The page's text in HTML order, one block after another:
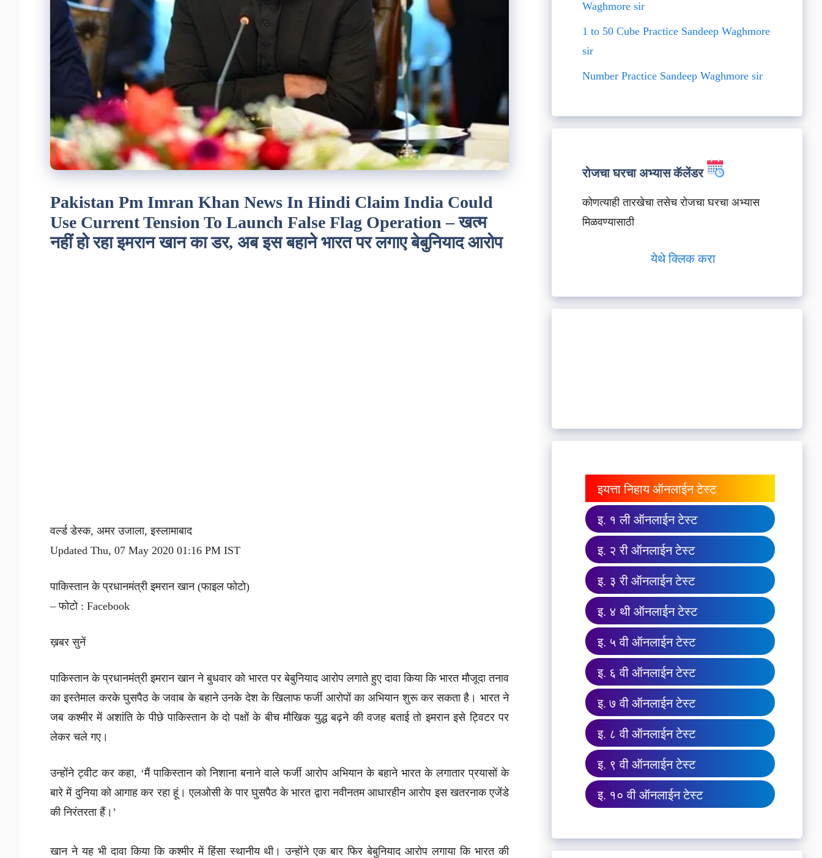
Pakistan Pm Imran Khan News In Hindi Claim India Could
Use Current Tension To Launch False Flag Operation – खत्म
नहीं हो रहा इमरान खान का डर, अब इस बहाने भारत पर लगाए बेबुनियाद आरोप
वर्ल्ड डेस्क, अमर उजाला, इस्लामाबाद
Updated Thu, 07 May 2020 01:16 PM IST
पाकिस्तान के प्रधानमंत्री इमरान खान (फाइल फोटो)
– फोटो : Facebook
ख़बर सुनें
पाकिस्तान के प्रधानमंत्री इमरान खान ने बुधवार को भारत पर बेबुनियाद आरोप लगाते हुए दावा किया कि भारत मौजूदा तनाव
का इस्तेमाल करके घुसपैठ के जवाब के बहाने उनके देश के खिलाफ फर्जी आरोपों का अभियान शुरू कर सकता है। भारत ने
जब कश्मीर में अशांति के पीछे पाकिस्तान के दो पक्षों के बीच मौखिक युद्ध बढ़ने की वजह बताई तो इमरान इसे ट्विटर पर
लेकर चले गए।
उन्होंने ट्वीट कर कहा, ‘मैं पाकिस्तान को निशाना बनाने वाले फर्जी आरोप अभियान के बहाने भारत के लगातार प्रयासों के
बारे में दुनिया को आगाह कर रहा हूं। एलओसी के पार घुसपैठ के भारत द्वारा नवीनतम आधारहीन आरोप इस खतरनाक एजेंडे
की निरंतरता हैं।’
खान ने यह भी दावा किया कि कश्मीर में हिंसा स्थानीय थी। उन्होंने एक बार फिर बेबुनियाद आरोप लगाया कि भारत की
Waghmore sir
1 to 50 Cube Practice Sandeep Waghmore
sir
Number Practice Sandeep Waghmore sir
रोजचा घरचा अभ्यास कॅलेंडर
कोणत्याही तारखेचा तसेच रोजचा घरचा अभ्यास
मिळवण्यासाठी
येथे क्लिक करा
इयत्ता निहाय ऑनलाईन टेस्ट
इ. १ ली ऑनलाईन टेस्ट
इ. २ री ऑनलाईन टेस्ट
इ. ३ री ऑनलाईन टेस्ट
इ. ४ थी ऑनलाईन टेस्ट
इ. ५ वी ऑनलाईन टेस्ट
इ. ६ वी ऑनलाईन टेस्ट
इ. ७ वी ऑनलाईन टेस्ट
इ. ८ वी ऑनलाईन टेस्ट
इ. ९ वी ऑनलाईन टेस्ट
इ. १० वी ऑनलाईन टेस्ट